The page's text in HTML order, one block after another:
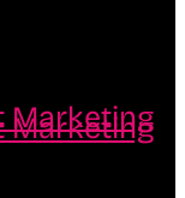
Marketing
Marketing